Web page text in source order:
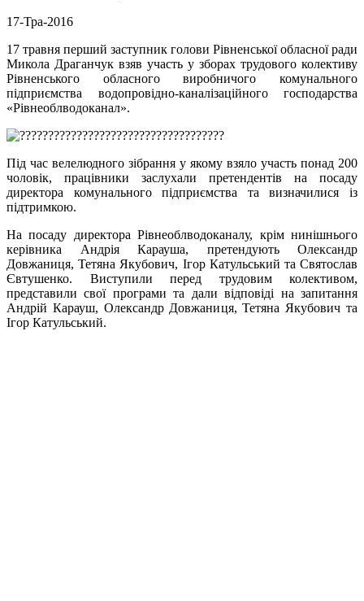
17-Тра-2016
17 травня перший заступник голови Рівненської обласної ради
Микола Драганчук взяв участь у зборах трудового колективу
Рівненського обласного виробничого комунального
підприємства водопровідно-каналізаційного господарства
«Рівнеоблводоканал».
Під час велелюдного зібрання у якому взяло участь понад 200
чоловік, працівники заслухали претендентів на посаду
директора комунального підприємства та визначилися із
підтримкою.
На посаду директора Рівнеоблводоканалу, крім нинішнього
керівника Андрія Карауша, претендують Олександр
Довжаниця, Тетяна Якубович, Ігор Катульський та Святослав
Євтушенко. Виступили перед трудовим колективом,
представили свої програми та дали відповіді на запитання
Андрій Карауш, Олександр Довжаниця, Тетяна Якубович та
Ігор Катульський.